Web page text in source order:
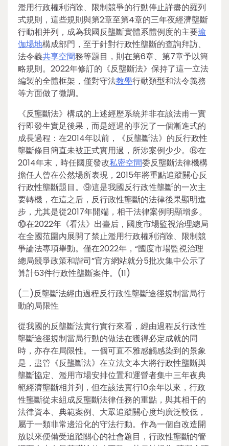
濫用行政權利消除、限制競爭的行動停止詳盡的羅列
式規則，這些規則與第2章至第4章的三年夜經濟壟斷
行動相并列，成為我國反壟斷實體系體例度的主要瑜
伽場地構成部門，至于針對行政性壟斷的查詢拜訪、
法令義共享空間務等題目，則在第6章、第7章予以簡
略規則。2022年修訂的《反壟斷法》保持了這一立法
編製的全體框架，僅對守法教學行動類型和法令義務
等方面做了微調。
《反壟斷法》構成的上述經歷系統并非在該法甫一實
行即發生實足後果，而是經過的事況了一個漸進式的
成長過程：在2014年以前，《反壟斷法》的反行政性
壟斷條目簡直未被正式實用過，所涉案例少少。⑧在
2014年末，時任國度發改私密空間委反壟斷法律機構
擔任人曾在公然場所表現，2015年將重點追蹤關心反
行政性壟斷題目。⑨這是我國反行政性壟斷的一次主
要轉機，在這之后，反行政性壟斷的法律後果顯明進
步，尤其是從2017年開端，相干法律案例明顯增多。
⑩在2022年《看法》出臺后，國度市場監視治理總局
在全國范圍內展開了禁止濫用行政權利消除、限制競
爭論法專項舉動。僅在2022年，“國度市場監視治理
總局競爭政策和諧司”官方網站就分5批次集中公示了
算計63件行政性壟斷案件。(11)
(二)反壟斷法經由過程反行政性壟斷途徑規制當局行
動的局限性
從我國的反壟斷法實行實行來看，經由過程反行政性
壟斷途徑規制當局行動的做法在獲得必定成就的同
時，亦存在局限性。一個可直不雅感觸感染到的景象
是，盡管《反壟斷法》在立法文本大將行政性壟斷與
壟斷協定、濫用市場安排位置和運營者集中三年夜典
範經濟壟斷相并列，但在該法實行10余年以來，行政
性壟斷從未組成反壟斷法律任務的重點，與其相干的
法律資本、典範案例、大眾追蹤關心度均廣泛較低，
屬于一類非常邊沿化的守法行動。作為一個自改造開
放以來便備受追蹤關心的社會題目，行政性壟斷的管